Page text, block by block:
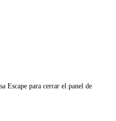
Escape para cerrar el panel de